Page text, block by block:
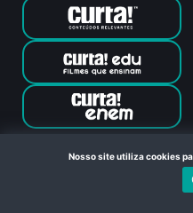
Canal Curta © 2024. Todos
no Rio
Nosso site utiliza cookies